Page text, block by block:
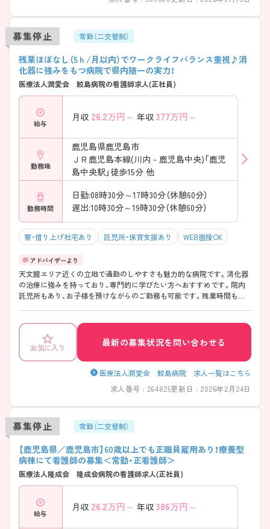
募集停止 常勤（二交替制）
残業ほぼなし（5ｈ/月以内）でワークライフバランス重視♪消
化器に強みをもつ病院で県内随一の実力！
医療法人潤愛会 鮫島病院の看護師求人(正社員)
給与
月収 26.2万円～ 年収 377万円～
勤務地
鹿児島県鹿児島市
ＪＲ鹿児島本線(川内－鹿児島中央)「鹿児
島中央駅」徒歩15分 他
勤務時間
日勤:08時30分～17時30分（休憩60分）
遅出:10時30分～19時30分（休憩60分）
寮・借り上げ社宅あり 託児所・保育支援あり WEB面接OK
天文館エリア近くの立地で通勤のしやすさも魅力的な病院です。消化器
の治療に強みを持っており、専門的に学びたい方へおすすめです。院内
託児所もあり、お子様を預けながらのご勤務も可能です。残業時間も少
お気に入り 最新の募集状況を問い合わせる
医療法人潤愛会 鮫島病院 求人一覧はこちら
求人番号 : 264825更新日 : 2026年2月24日
募集停止 常勤（二交替制）
【鹿児島県／鹿児島市】60歳以上でも正職員雇用あり！療養型
病棟にて看護師の募集＜常勤・正看護師＞
医療法人隆成会 隆成会病院の看護師求人(正社員)
給与
月収 26.2万円～ 年収 386万円～